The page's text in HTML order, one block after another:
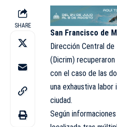
SHARE
San Francisco de
Dirección Central de
(Dicrim)
con el caso de las
una exhaustiva
ciudad.
Según